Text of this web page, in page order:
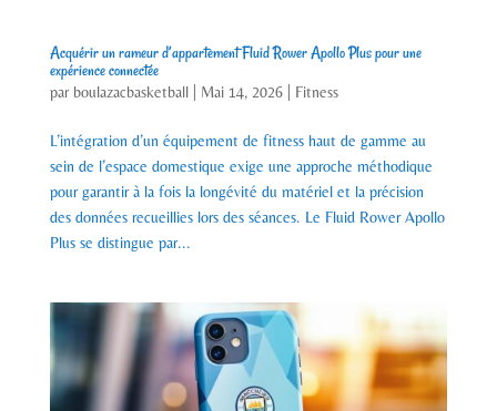
Acquérir un rameur d’appartement Fluid Rower Apollo Plus pour une
expérience connectée
par boulazacbasketball| Mai 14, 2026| Fitness
L’intégration d’un équipement de fitness haut de gamme au
sein de l’espace domestique exige une approche méthodique
pour garantir à la fois la longévité du matériel et la précision
des données recueillies lors des séances. Le Fluid Rower Apollo
Plus se distingue par...